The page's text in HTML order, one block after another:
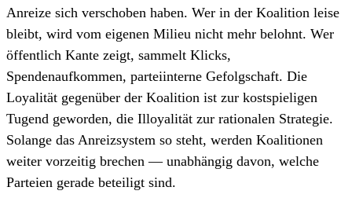
Anreize sich verschoben haben. Wer in der Koalition leise
bleibt, wird vom eigenen Milieu nicht mehr belohnt. Wer
öffentlich Kante zeigt, sammelt Klicks,
Spendenaufkommen, parteiinterne Gefolgschaft. Die
Loyalität gegenüber der Koalition ist zur kostspieligen
Tugend geworden, die Illoyalität zur rationalen Strategie.
Solange das Anreizsystem so steht, werden Koalitionen
weiter vorzeitig brechen — unabhängig davon, welche
Parteien gerade beteiligt sind.